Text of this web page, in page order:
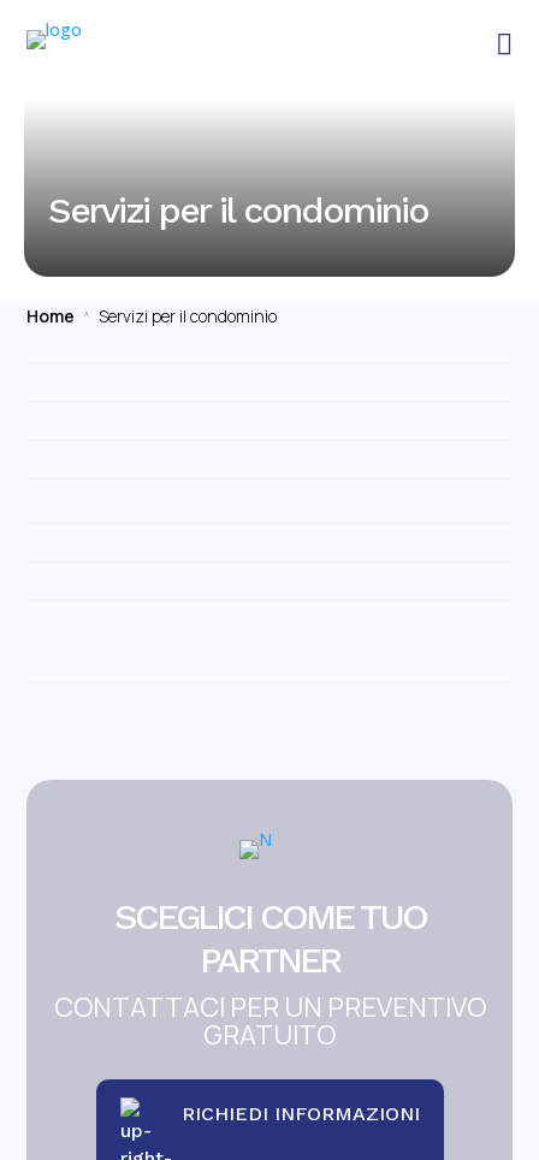

Servizi per il condominio
Home ^ Servizi per il condominio
SCEGLICI COME TUO
PARTNER
CONTATTACI PER UN PREVENTIVO
GRATUITO
RICHIEDI INFORMAZIONI